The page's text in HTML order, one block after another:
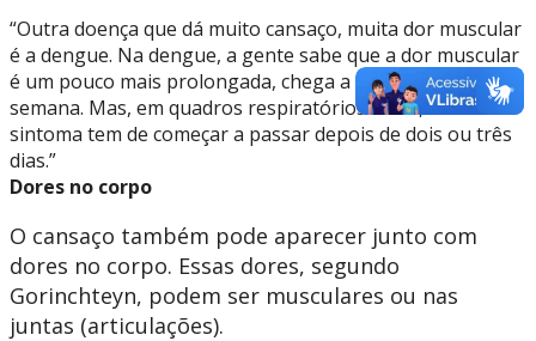
“Outra doença que dá muito cansaço, muita dor muscular
é a dengue. Na dengue, a gente sabe que a dor muscular
é um pouco mais prolongada, chega a durar até uma
semana. Mas, em quadros respiratórios virais, esse
sintoma tem de começar a passar depois de dois ou três
dias.”
Dores no corpo
O cansaço também pode aparecer junto com
dores no corpo. Essas dores, segundo
Gorinchteyn, podem ser musculares ou nas
juntas (articulações).